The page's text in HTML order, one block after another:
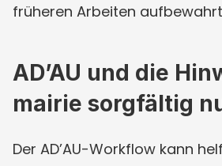
früheren Arbeiten
AD’AU und die
mairie sorgfältig
Der AD’AU-Workflow kann